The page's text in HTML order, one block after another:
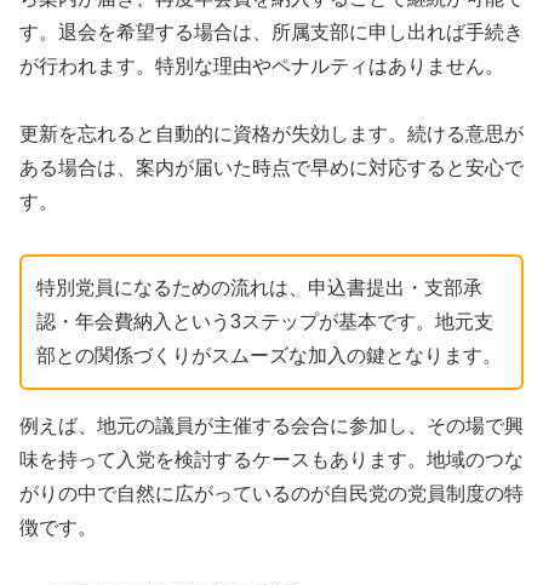
す。退会を希望する場合は、所属支部に申し出れば手続き
が行われます。特別な理由やペナルティはありません。
更新を忘れると自動的に資格が失効します。続ける意思が
ある場合は、案内が届いた時点で早めに対応すると安心で
す。
特別党員になるための流れは、申込書提出・支部承
認・年会費納入という3ステップが基本です。地元支
部との関係づくりがスムーズな加入の鍵となります。
例えば、地元の議員が主催する会合に参加し、その場で興
味を持って入党を検討するケースもあります。地域のつな
がりの中で自然に広がっているのが自民党の党員制度の特
徴です。